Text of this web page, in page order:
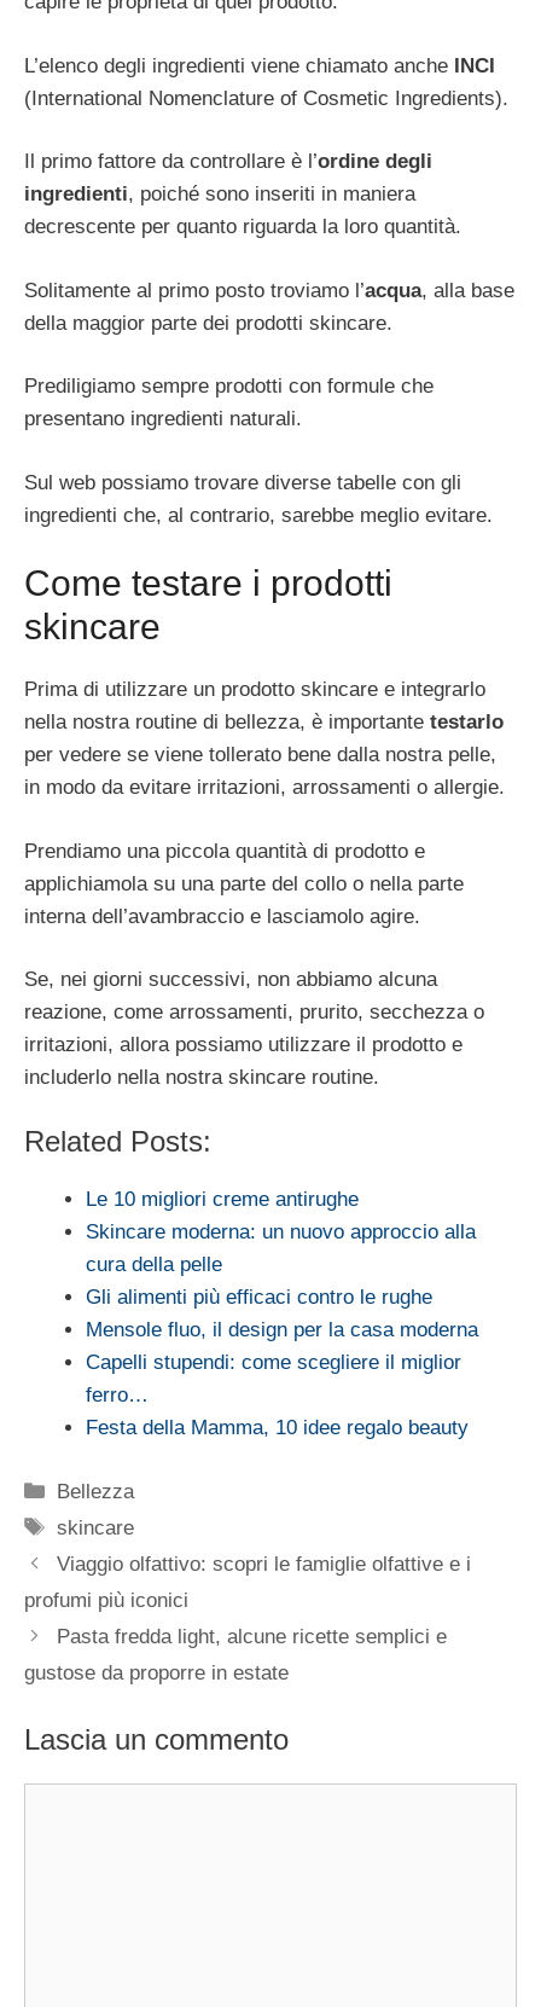
L’elenco degli ingredienti viene chiamato anche INCI
(International Nomenclature of Cosmetic Ingredients).
Il primo fattore da controllare è l’ordine degli
ingredienti, poiché sono inseriti in maniera
decrescente per quanto riguarda la loro quantità.
Solitamente al primo posto troviamo l’acqua, alla base
della maggior parte dei prodotti skincare.
Prediligiamo sempre prodotti con formule che
presentano ingredienti naturali.
Sul web possiamo trovare diverse tabelle con gli
ingredienti che, al contrario, sarebbe meglio evitare.
Come testare i prodotti
skincare
Prima di utilizzare un prodotto skincare e integrarlo
nella nostra routine di bellezza, è importante testarlo
per vedere se viene tollerato bene dalla nostra pelle,
in modo da evitare irritazioni, arrossamenti o allergie.
Prendiamo una piccola quantità di prodotto e
applichiamola su una parte del collo o nella parte
interna dell’avambraccio e lasciamolo agire.
Se, nei giorni successivi, non abbiamo alcuna
reazione, come arrossamenti, prurito, secchezza o
irritazioni, allora possiamo utilizzare il prodotto e
includerlo nella nostra skincare routine.
Related Posts:
Le 10 migliori creme antirughe
Skincare moderna: un nuovo approccio alla
cura della pelle
Gli alimenti più efficaci contro le rughe
Mensole fluo, il design per la casa moderna
Capelli stupendi: come scegliere il miglior
ferro…
Festa della Mamma, 10 idee regalo beauty
Categorie
Bellezza
Tag
skincare
Viaggio olfattivo: scopri le famiglie olfattive e i
profumi più iconici
Pasta fredda light, alcune ricette semplici e
gustose da proporre in estate
Lascia un commento